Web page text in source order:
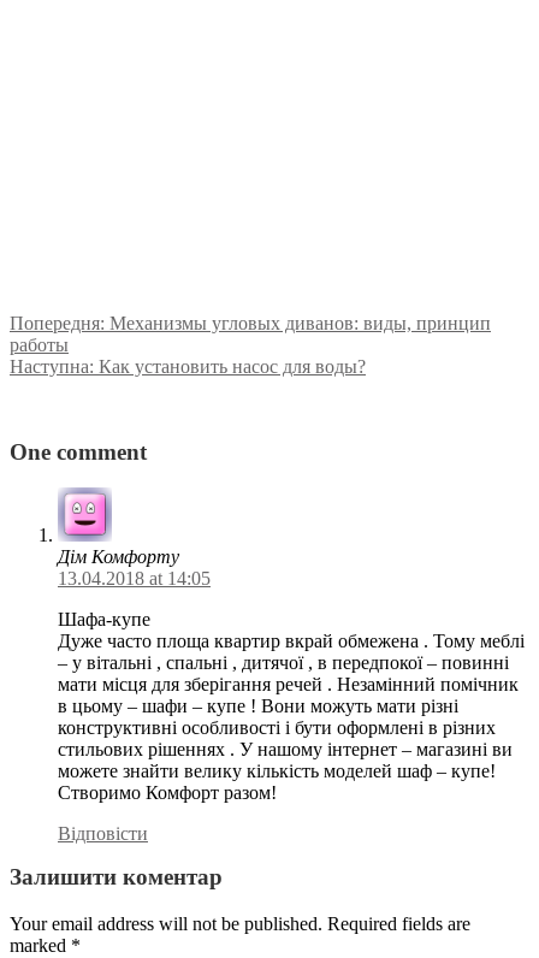
Попередня: Механизмы угловых диванов: виды, принцип
работы
Наступна: Как установить насос для воды?
One comment
Дім Комфорту
13.04.2018 at 14:05
Шафа-купе
Дуже часто площа квартир вкрай обмежена . Тому меблі
– у вітальні , спальні , дитячої , в передпокої – повинні
мати місця для зберігання речей . Незамінний помічник
в цьому – шафи – купе ! Вони можуть мати різні
конструктивні особливості і бути оформлені в різних
стильових рішеннях . У нашому інтернет – магазині ви
можете знайти велику кількість моделей шаф – купе!
Створимо Комфорт разом!
Відповісти
Залишити коментар
Your email address will not be published. Required fields are
marked *